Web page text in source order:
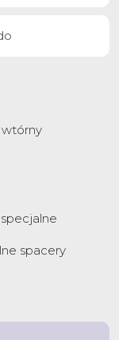
wtórny
spacery